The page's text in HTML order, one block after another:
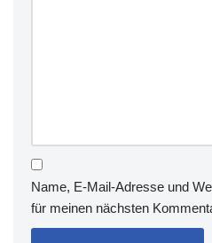
Name, E-Mail-Adresse und
für meinen nächsten